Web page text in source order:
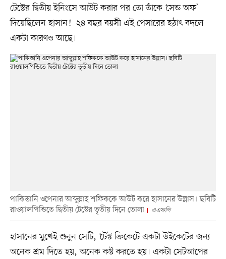
টেস্টের দ্বিতীয় ইনিংসে আউট করার পর তো তাঁকে ‘সেন্ড অফ’
দিয়েছিলেন হাসান! ২৪ বছর বয়সী এই পেসারের হঠাৎ বদলে
একটা কারণও আছে।
পাকিস্তানি ওপেনার আব্দুল্লাহ শফিককে আউট করে হাসানের উল্লাস। ছবিটি
রাওয়ালপিন্ডিতে দ্বিতীয় টেস্টের তৃতীয় দিনে তোলা
এএফপি
হাসানের মুখেই শুনুন সেটি, ‘টেস্ট ক্রিকেটে একটা উইকেটের জন্য
অনেক শ্রম দিতে হয়, অনেক কষ্ট করতে হয়। একটা সেটআপের